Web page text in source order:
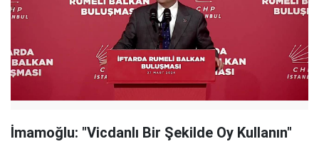
İmamoğlu: "Vicdanlı Bir Şekilde Oy Kullanın"